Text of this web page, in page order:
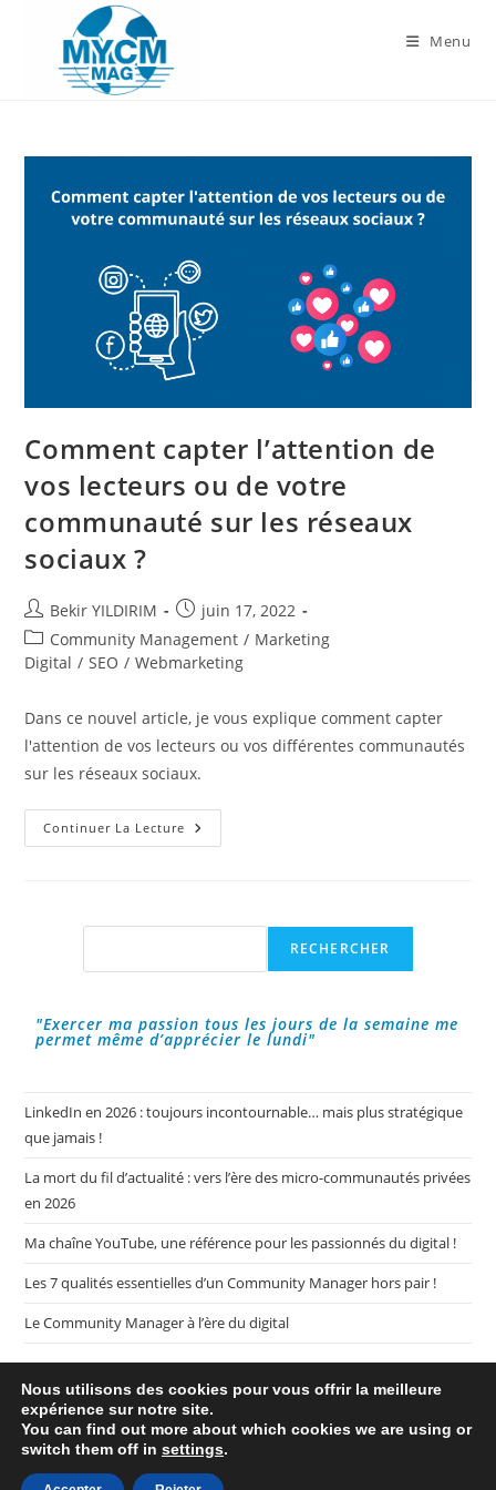
Menu
Comment capter l’attention de
vos lecteurs ou de votre
communauté sur les réseaux
sociaux ?
Auteur/autrice
de
la
publication :
Bekir YILDIRIM
Publication
publiée :
juin 17, 2022
Post
category:
Community Management / Marketing
Digital / SEO / Webmarketing
Dans ce nouvel article, je vous explique comment capter
l'attention de vos lecteurs ou vos différentes communautés
sur les réseaux sociaux.
Continuer La Lecture Comment
Capter
Communauté
Réseaux
Sociaux
?
RECHERCHER
"Exercer ma passion tous les jours de la semaine me
permet même d’apprécier le lundi"
LinkedIn en 2026 : toujours incontournable… mais plus stratégique
que jamais !
La mort du fil d’actualité : vers l’ère des micro-communautés privées
en 2026
Ma chaîne YouTube, une référence pour les passionnés du digital !
Les 7 qualités essentielles d’un Community Manager hors pair !
Le Community Manager à l’ère du digital
Plan de mon blog My CM Mag
Politique de confidentialité
Nous utilisons des cookies pour vous offrir la meilleure
expérience sur notre site.
You can find out more about which cookies we are using or
switch them off in settings.